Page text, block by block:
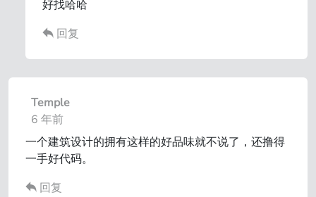
好找哈哈
回复
Temple
6 年前
一个建筑设计的拥有这样的好品味就不说了，还撸得
一手好代码。
回复